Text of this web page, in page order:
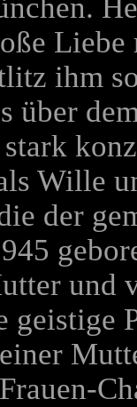
Liebe
ihm
über
Wille
der
und
geistige